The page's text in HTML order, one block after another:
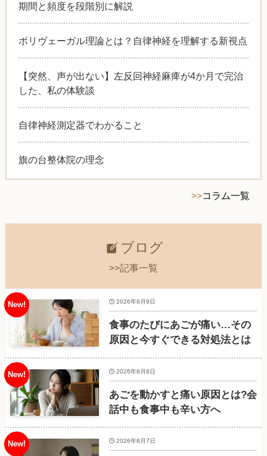
期間と頻度を段階別に解説
ポリヴェーガル理論とは？自律神経を理解する新視点
【突然、声が出ない】左反回神経麻痺が4か月で完治
した、私の体験談
自律神経測定器でわかること
旗の台整体院の理念
>>コラム一覧
ブログ
>>記事一覧
食事のたびにあごが痛い…その
原因と今すぐできる対処法とは
2026年8月9日
あごを動かすと痛い原因とは?会
話中も食事中も辛い方へ
2026年8月8日
2026年8月7日